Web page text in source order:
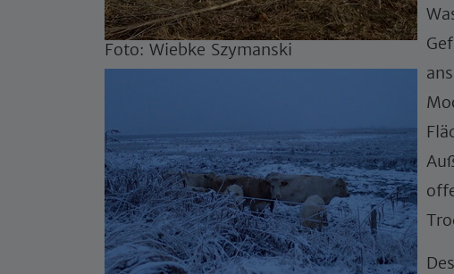
Foto: Wiebke Szymanski